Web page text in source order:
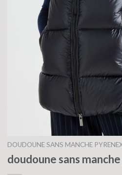
DOUDOUNE SANS MANCHE
doudoune sans